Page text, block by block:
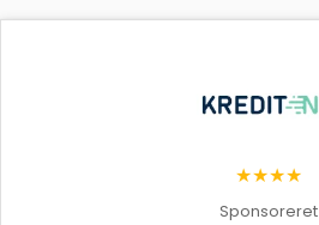
★★★★
Sponsoreret